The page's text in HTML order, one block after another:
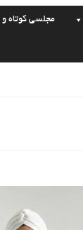
مجلسی کوتاه